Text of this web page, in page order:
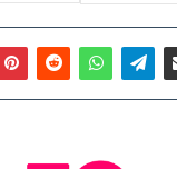
double
nets, même en basse
pas négliger est